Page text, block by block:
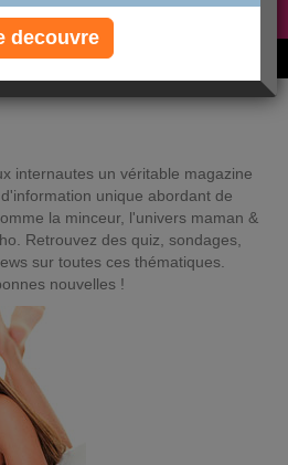
le régime gratuit
et réappris à manger avec nous
internautes un véritable magazine
unique abordant de
la minceur, l'univers maman &
Retrouvez des quiz, sondages,
sur toutes ces thématiques.
nouvelles !
decouvre